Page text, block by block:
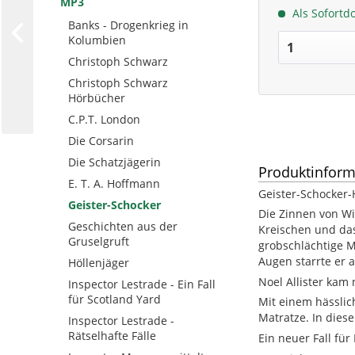
Banks - Drogenkrieg in
Kolumbien
Christoph Schwarz
Christoph Schwarz
Hörbücher
C.P.T. London
Die Corsarin
Die Schatzjägerin
E. T. A. Hoffmann
Geister-Schocker
Geschichten aus der
Gruselgruft
Höllenjäger
Inspector Lestrade - Ein Fall
für Scotland Yard
Inspector Lestrade -
Rätselhafte Fälle
Als
Geister-
Die Zinnen von
Kreischen und
grobschlächtige
Augen starrte er
Noel Allister kam
Mit einem
Matratze. In
Ein neuer Fall für